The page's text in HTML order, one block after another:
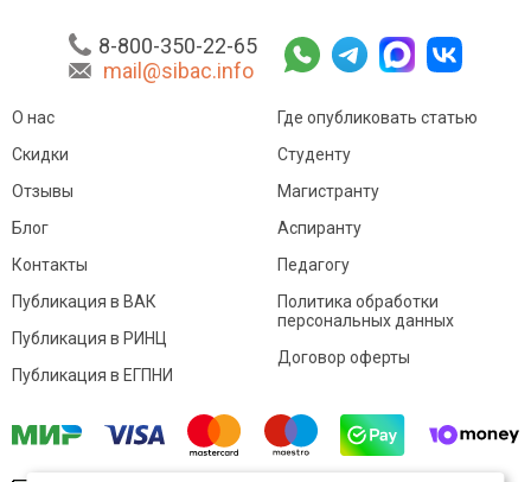
8-800-350-22-65
mail@sibac.info
О нас
Скидки
Отзывы
Блог
Контакты
Где опубликовать статью
Студенту
Магистранту
Аспиранту
Педагогу
Публикация в ВАК
Публикация в РИНЦ
Публикация в ЕГПНИ
Политика обработки
персональных данных
Договор оферты